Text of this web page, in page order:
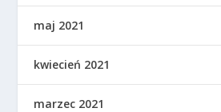
maj 2021
kwiecień 2021
marzec 2021